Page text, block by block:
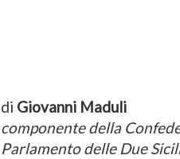
di Giovanni Maduli
componente della
Parlamento delle Due